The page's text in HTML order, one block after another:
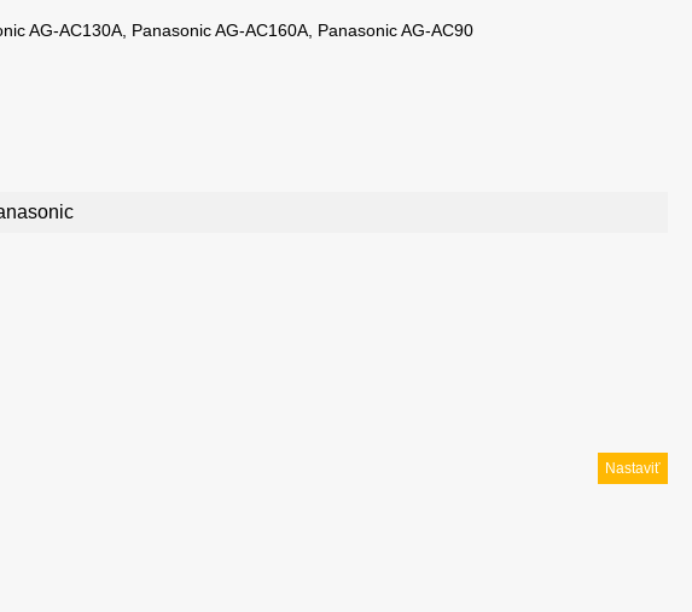
AG-AC130A, Panasonic AG-AC160A, Panasonic AG-AC90
Nastaviť